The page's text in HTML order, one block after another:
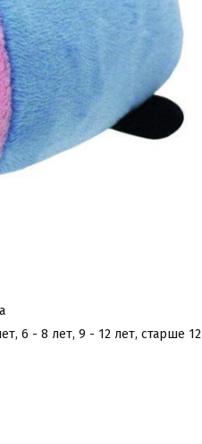
6 - 8 лет, 9 - 12 лет, старше 12